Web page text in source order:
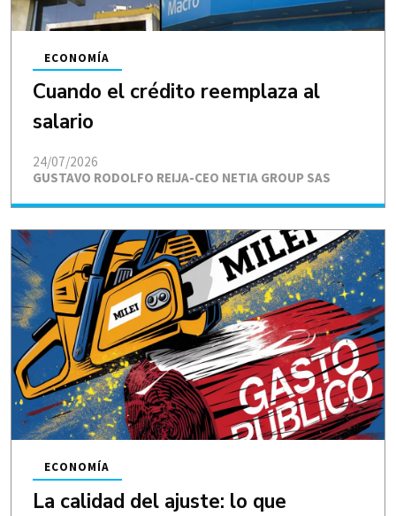
Cuando el crédito reemplaza al
salario
GUSTAVO RODOLFO REIJA-CEO NETIA GROUP SAS
ECONOMÍA
24/07/2026
La calidad del ajuste: lo que
ECONOMÍA